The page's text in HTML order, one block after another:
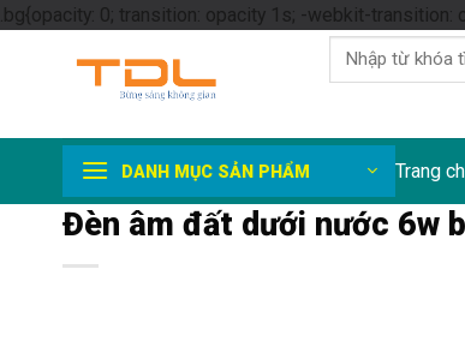
.bg{opacity: 0; transition: opacity 1s; -webkit-transition:
Tìm
kiếm:
DANH MỤC SẢN PHẨM Trang
Đèn âm đất dưới nước 6w